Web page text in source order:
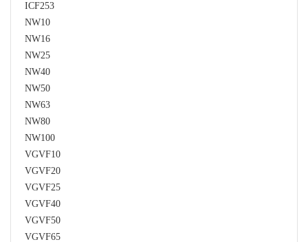
ICF253
NW10
NW16
NW25
NW40
NW50
NW63
NW80
NW100
VGVF10
VGVF20
VGVF25
VGVF40
VGVF50
VGVF65